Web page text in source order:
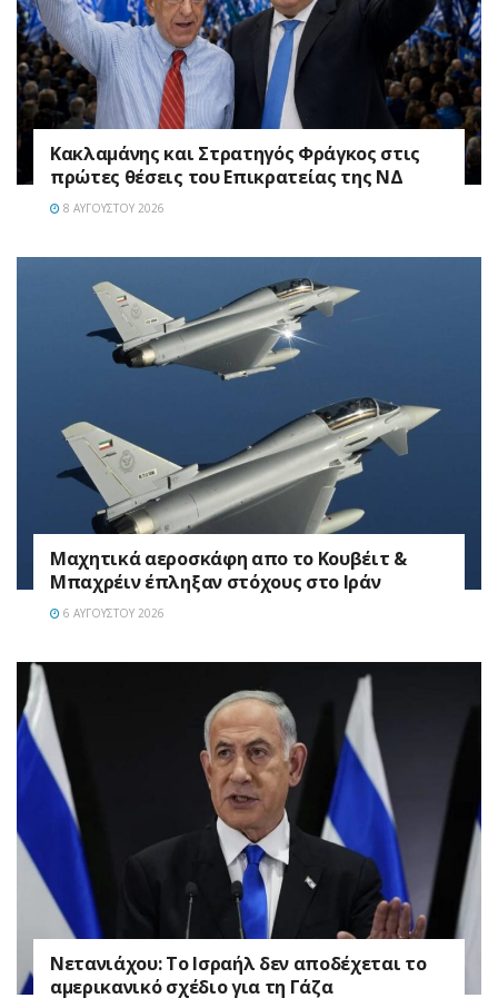
Κακλαμάνης και Στρατηγός Φράγκος στις
πρώτες θέσεις του Επικρατείας της ΝΔ
8 ΑΥΓΟΎΣΤΟΥ 2026
Mαχητικά αεροσκάφη απο το Κουβέιτ &
Μπαχρέιν έπληξαν στόχους στο Ιράν
6 ΑΥΓΟΎΣΤΟΥ 2026
Νετανιάχου: Το Ισραήλ δεν αποδέχεται το
αμερικανικό σχέδιο για τη Γάζα